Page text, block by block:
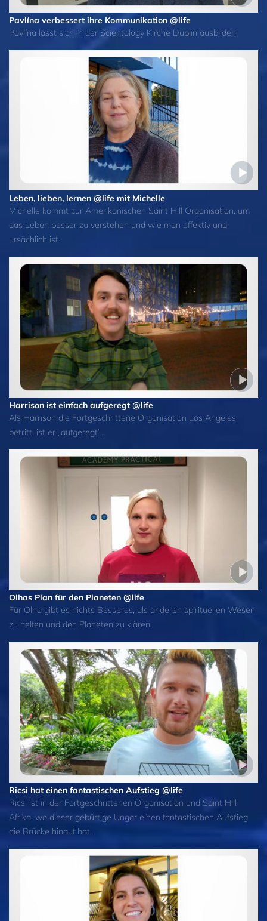
Pavlína verbessert ihre Kommunikation @life
Pavlína lässt sich in der Scientology Kirche Dublin ausbilden.
Leben, lieben, lernen @life mit Michelle
Michelle kommt zur Amerikanischen Saint Hill Organisation, um
das Leben besser zu verstehen und wie man effektiv und
ursächlich ist.
Harrison ist einfach aufgeregt @life
Als Harrison die Fortgeschrittene Organisation Los Angeles
betritt, ist er „aufgeregt“.
Olhas Plan für den Planeten @life
Für Olha gibt es nichts Besseres, als anderen spirituellen Wesen
zu helfen und den Planeten zu klären.
Ricsi hat einen fantastischen Aufstieg @life
Ricsi ist in der Fortgeschrittenen Organisation und Saint Hill
Afrika, wo dieser gebürtige Ungar einen fantastischen Aufstieg
die Brücke hinauf hat.